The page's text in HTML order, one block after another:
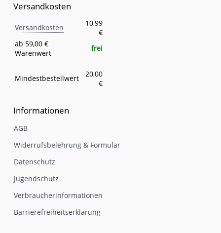
Versandkosten
Eigenschaft
Versandkosten
10,99
€
ab 59,00 €
Warenwert
frei
Mindestbestellwert
20,00
€
Informationen
AGB
Widerrufsbelehrung & Formular
Datenschutz
Jugendschutz
Verbraucherinformationen
Barrierefreiheitserklärung